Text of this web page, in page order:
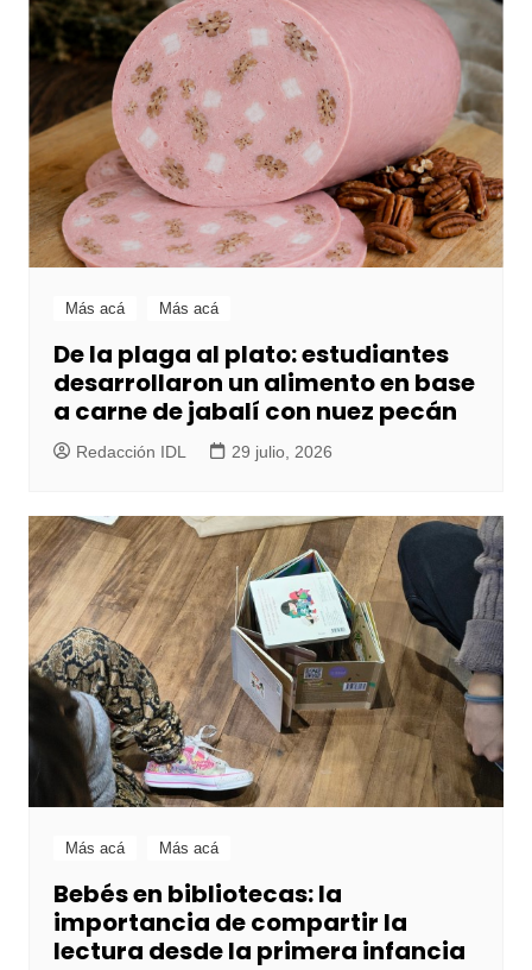
Más acá Más acá
De la plaga al plato: estudiantes
desarrollaron un alimento en base
a carne de jabalí con nuez pecán
Redacción IDL 29 julio, 2026
Más acá Más acá
Bebés en bibliotecas: la
importancia de compartir la
lectura desde la primera infancia